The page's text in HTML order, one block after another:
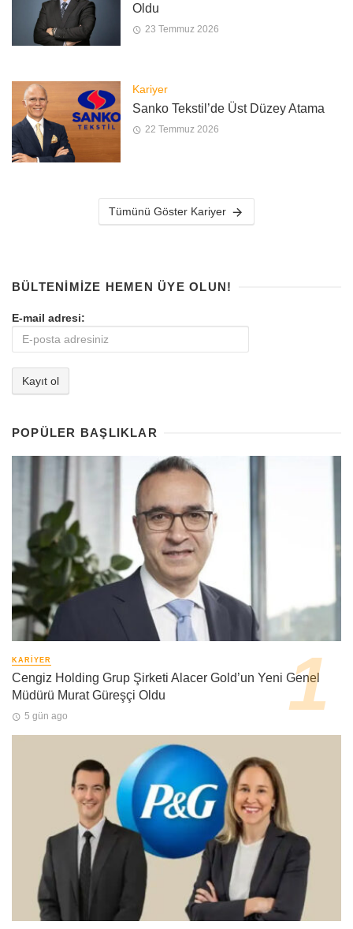
Oldu
23 Temmuz 2026
Kariyer
Sanko Tekstil’de Üst Düzey Atama
22 Temmuz 2026
Tümünü Göster Kariyer
BÜLTENIMIZE HEMEN ÜYE OLUN!
E-mail adresi:
POPÜLER BAŞLIKLAR
KARIYER
Cengiz Holding Grup Şirketi Alacer Gold’un Yeni Genel
Müdürü Murat Güreşçi Oldu
5 gün ago